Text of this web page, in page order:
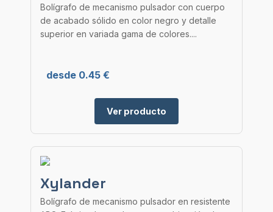
Bolígrafo de mecanismo pulsador con cuerpo
de acabado sólido en color negro y detalle
superior en variada gama de colores....
desde 0.45 €
Ver producto
Xylander
Bolígrafo de mecanismo pulsador en resistente